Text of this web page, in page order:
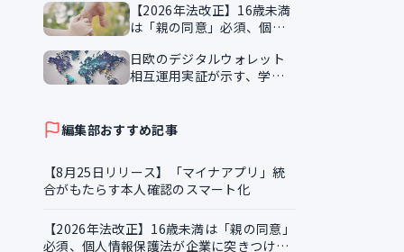
【2026年法改正】16歳未満
は「親の同意」必須、個人
ける実務課題
日欧のデジタルウォレット
相互運用実証が示す、学習
編集部おすすめ記事
【8月25日リリース】「マイナアプリ」統
合がもたらす本人確認のスマート化
【2026年法改正】16歳未満は「親の同意」
必須、個人情報保護法が企業に突きつける